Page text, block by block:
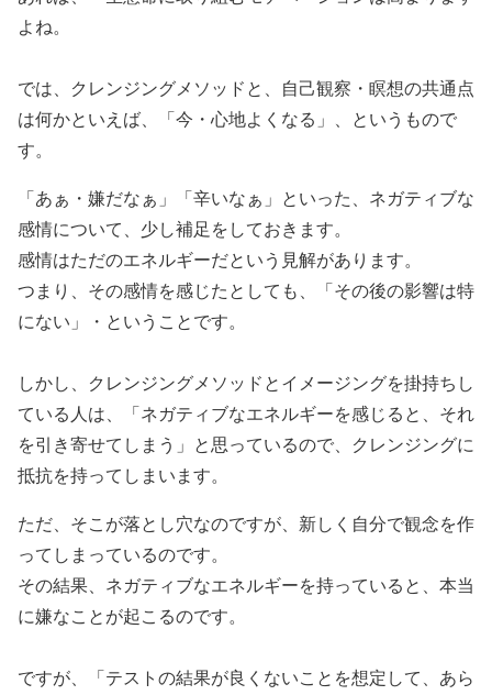
よね。
では、クレンジングメソッドと、自己観察・瞑想の共通点
は何かといえば、「今・心地よくなる」、というもので
す。
「あぁ・嫌だなぁ」「辛いなぁ」といった、ネガティブな
感情について、少し補足をしておきます。
感情はただのエネルギーだという見解があります。
つまり、その感情を感じたとしても、「その後の影響は特
にない」・ということです。
しかし、クレンジングメソッドとイメージングを掛持ちし
ている人は、「ネガティブなエネルギーを感じると、それ
を引き寄せてしまう」と思っているので、クレンジングに
抵抗を持ってしまいます。
ただ、そこが落とし穴なのですが、新しく自分で観念を作
ってしまっているのです。
その結果、ネガティブなエネルギーを持っていると、本当
に嫌なことが起こるのです。
ですが、「テストの結果が良くないことを想定して、あら